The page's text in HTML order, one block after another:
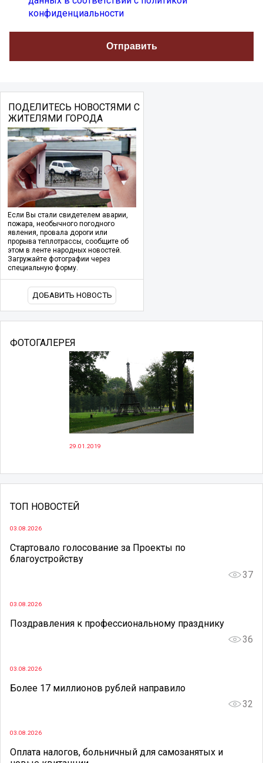
конфиденциальности
ПОДЕЛИТЕСЬ НОВОСТЯМИ С
ЖИТЕЛЯМИ ГОРОДА
Если Вы стали свидетелем аварии,
пожара, необычного погодного
явления, провала дороги или
прорыва теплотрассы, сообщите об
этом в ленте народных новостей.
Загружайте фотографии через
специальную форму.
ДОБАВИТЬ НОВОСТЬ
ФОТОГАЛЕРЕЯ
29.01.2019
ТОП НОВОСТЕЙ
03.08.2026
Стартовало голосование за Проекты по
благоустройству
37
03.08.2026
Поздравления к профессиональному празднику
36
03.08.2026
Более 17 миллионов рублей направило
32
03.08.2026
Оплата налогов, больничный для самозанятых и